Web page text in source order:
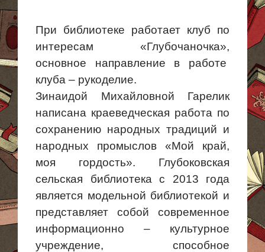
При библиотеке работает клуб по
интересам «Глубочаночка»,
основное направление в работе
клуба – рукоделие.
Зинаидой Михайловной Гарелик
написана краеведческая работа по
сохранению народных традиций и
народных промыслов «Мой край,
моя гордость». Глубоковская
сельская библиотека с 2013 года
является модельной библиотекой и
представляет собой современное
информационно – культурное
учреждение, способное